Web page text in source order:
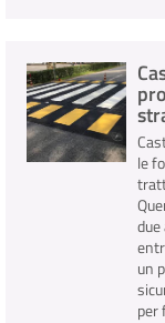
le
un
per